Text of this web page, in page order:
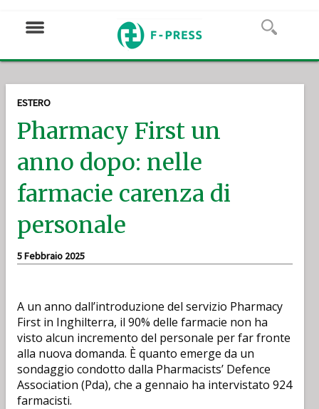
ESTERO
Pharmacy First un
anno dopo: nelle
farmacie carenza di
personale
5 Febbraio 2025
A un anno dall’introduzione del servizio Pharmacy
First in Inghilterra, il 90% delle farmacie non ha
visto alcun incremento del personale per far fronte
alla nuova domanda. È quanto emerge da un
sondaggio condotto dalla Pharmacists’ Defence
Association (Pda), che a gennaio ha intervistato 924
farmacisti.